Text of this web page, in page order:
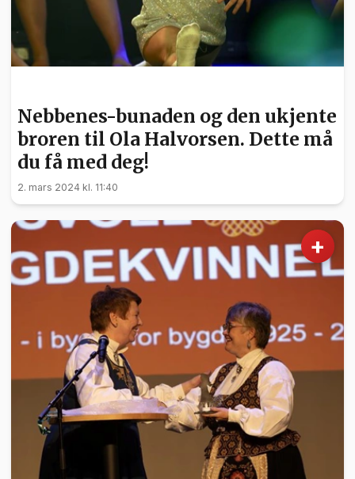
Nebbenes-bunaden og den ukjente
broren til Ola Halvorsen. Dette må
du få med deg!
2. mars 2024 kl. 11:40
+